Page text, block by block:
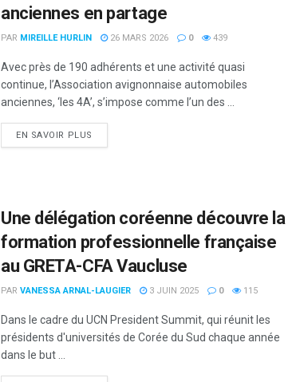
anciennes en partage
PAR MIREILLE HURLIN 26 MARS 2026 0 439
Avec près de 190 adhérents et une activité quasi
continue, l’Association avignonnaise automobiles
anciennes, ‘les 4A’, s’impose comme l’un des ...
EN SAVOIR PLUS
Une délégation coréenne découvre la
formation professionnelle française
au GRETA-CFA Vaucluse
PAR VANESSA ARNAL-LAUGIER 3 JUIN 2025 0 115
Dans le cadre du UCN President Summit, qui réunit les
présidents d'universités de Corée du Sud chaque année
dans le but ...